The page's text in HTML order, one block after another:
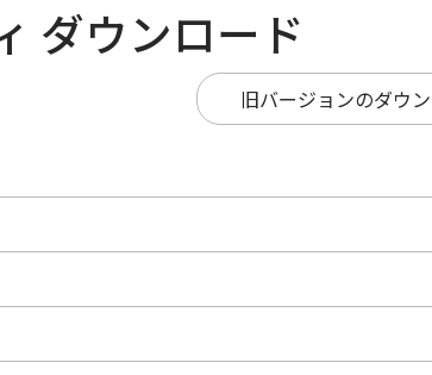
ダウンロード
旧バージョンのダウ